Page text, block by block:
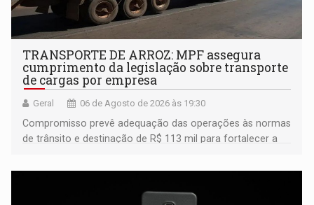
TRANSPORTE DE ARROZ: MPF assegura
cumprimento da legislação sobre transporte
de cargas por empresa
Geral 06 de Agosto de 2026 às 19:30
Compromisso prevê adequação das operações às normas
de trânsito e destinação de R$ 113 mil para fortalecer a